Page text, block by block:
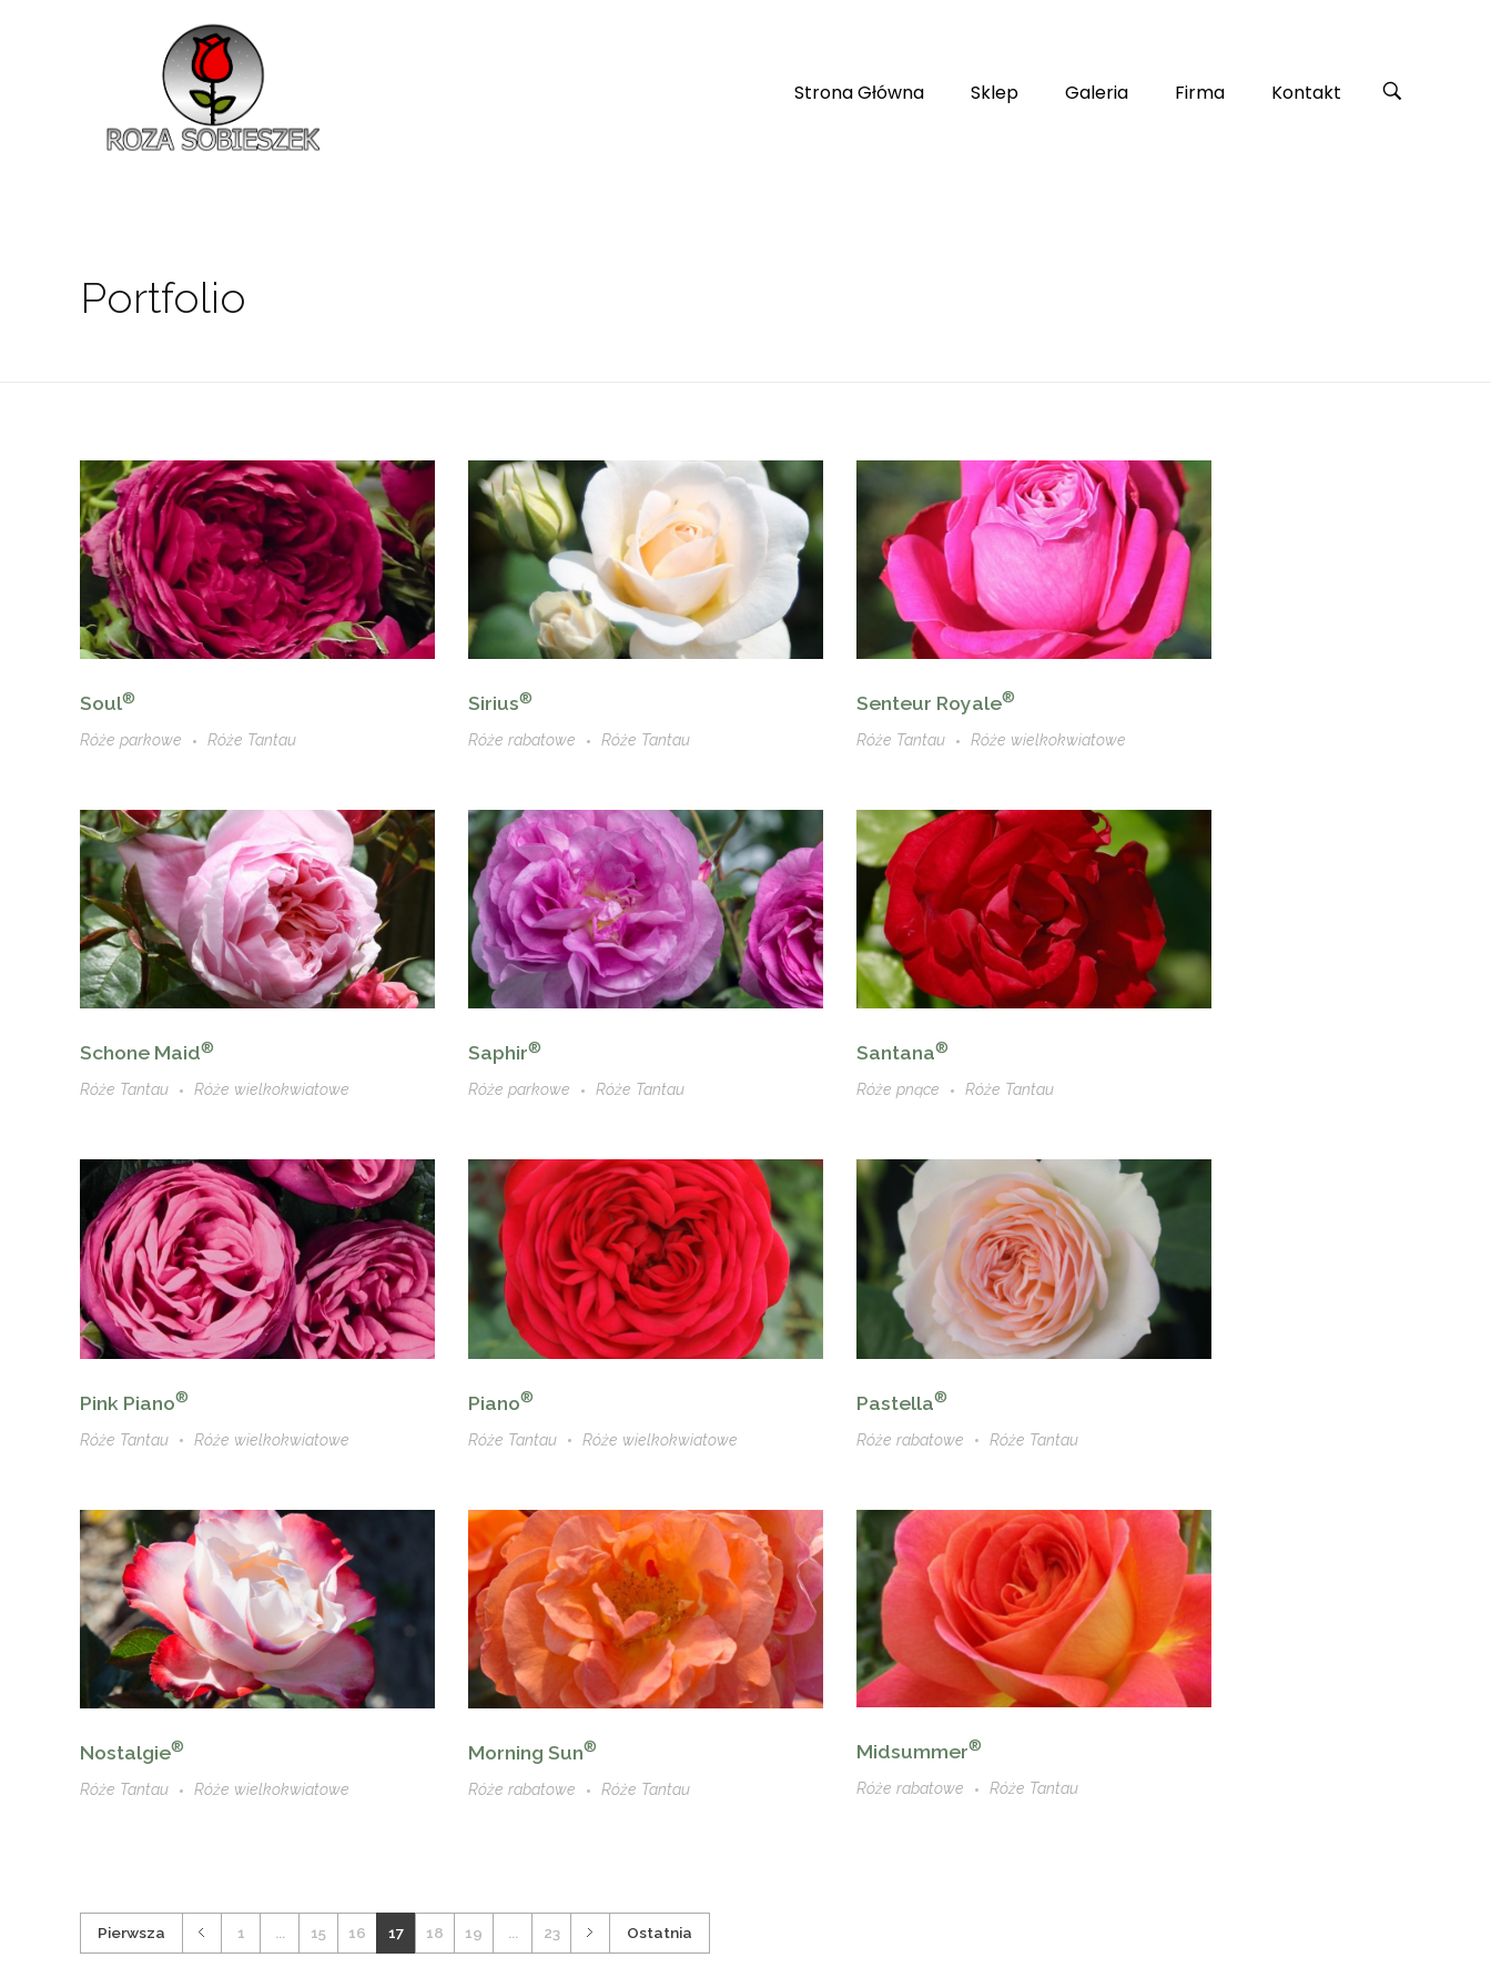
Strona Główna Sklep Galeria Firma Kontakt
Portfolio
Soul®
Róże parkowe Róże Tantau
Sirius®
Róże rabatowe Róże Tantau
Senteur Royale®
Róże Tantau Róże wielkokwiatowe
Schone Maid®
Róże Tantau Róże wielkokwiatowe
Saphir®
Róże parkowe Róże Tantau
Santana®
Róże pnące Róże Tantau
Pink Piano®
Róże Tantau Róże wielkokwiatowe
Piano®
Róże Tantau Róże wielkokwiatowe
Pastella®
Róże rabatowe Róże Tantau
Nostalgie®
Róże Tantau Róże wielkokwiatowe
Morning Sun®
Róże rabatowe Róże Tantau
Midsummer®
Róże rabatowe Róże Tantau
Pierwsza 1 15 16 17 18 19 23 Ostatnia